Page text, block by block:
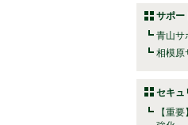
サポー
青山サ
相模原
セキュ
【重